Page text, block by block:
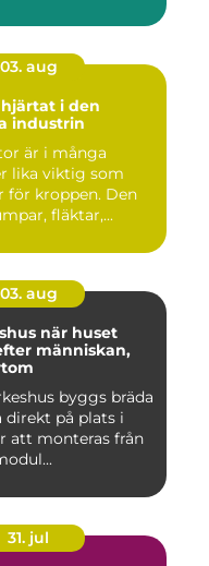
03. aug
industrin
är i många
lika viktig som
för kroppen. Den
fläktar,...
03. aug
huset
människan,
byggs bräda
direkt på plats i
att monteras från
31. jul